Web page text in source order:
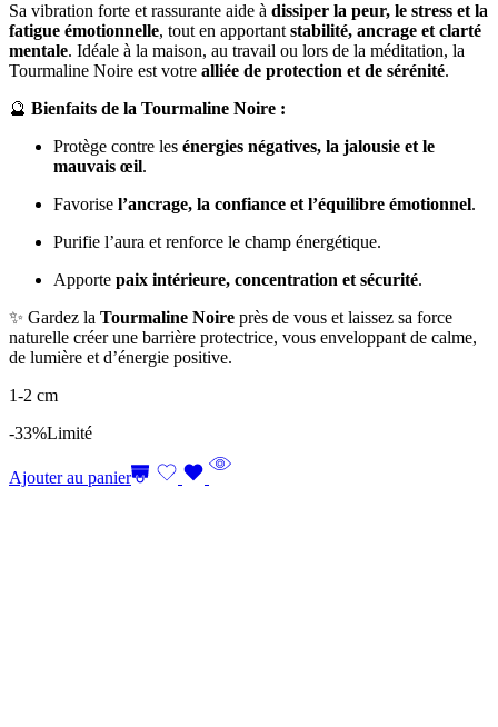
Sa vibration forte et rassurante aide à dissiper la peur, le stress et la
fatigue émotionnelle, tout en apportantstabilité, ancrage et clarté
mentale. Idéale à la maison, au travail ou lors de la méditation, la
Tourmaline Noire est votre alliée de protection et de sérénité.
🔮 Bienfaits de la Tourmaline Noire :
Protège contre les énergies négatives, la jalousie et le
mauvais œil.
Favorise l’ancrage, la confiance et l’équilibre émotionnel.
Purifie l’aura et renforce le champ énergétique.
Apporte paix intérieure, concentration et sécurité.
✨ Gardez la Tourmaline Noire près de vous et laissez sa force
naturelle créer une barrière protectrice, vous enveloppant de calme,
de lumière et d’énergie positive.
1-2 cm
-33%Limité
Ajouter au panier